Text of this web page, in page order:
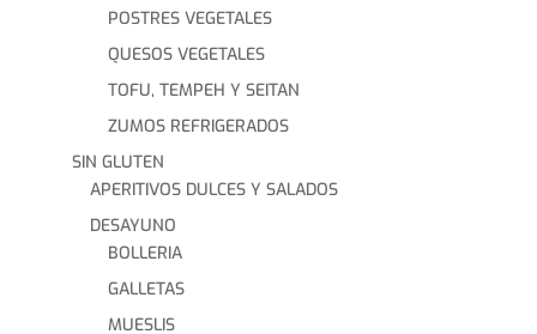
POSTRES VEGETALES
QUESOS VEGETALES
TOFU, TEMPEH Y SEITAN
ZUMOS REFRIGERADOS
SIN GLUTEN
APERITIVOS DULCES Y SALADOS
DESAYUNO
BOLLERIA
GALLETAS
MUESLIS